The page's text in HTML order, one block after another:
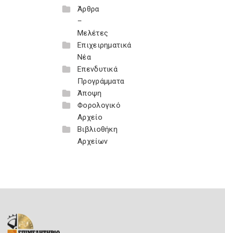
Άρθρα
–
Μελέτες
Επιχειρηματικά
Νέα
Επενδυτικά
Προγράμματα
Άποψη
Φορολογικό
Αρχείο
Βιβλιοθήκη
Αρχείων